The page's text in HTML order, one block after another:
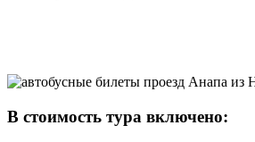
В стоимость тура включено: